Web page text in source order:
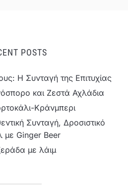
POSTS
Η Συνταγή της Επιτυχίας
και Ζεστά Αχλάδια
Κράνμπερι
Συνταγή, Δροσιστικό
με Ginger Beer
με λάιμ